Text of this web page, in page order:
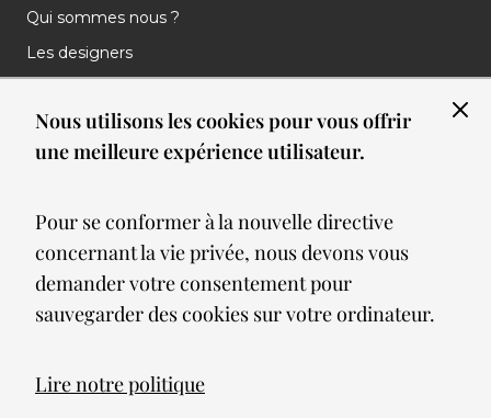
Nous utilisons les cookies pour vous offrir
une meilleure expérience utilisateur.
Pour se conformer à la nouvelle directive
concernant la vie privée, nous devons vous
demander votre consentement pour
sauvegarder des cookies sur votre ordinateur.
Lire notre politique
Qui sommes nous ?
Les designers
Nos réalisations
Nos Clients
Meilleures ventes
Blog
© 2026 Spot lumiere led. All Rights Reserved